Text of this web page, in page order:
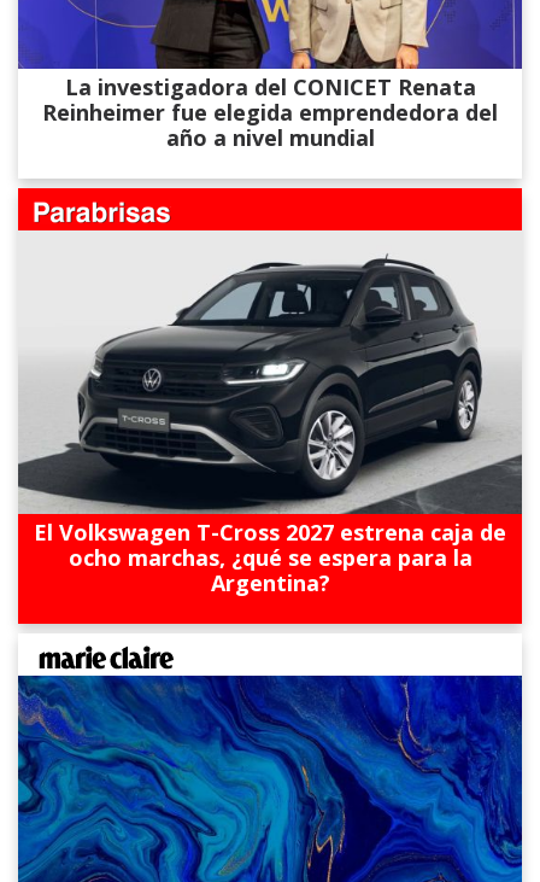
La investigadora del CONICET Renata
Reinheimer fue elegida emprendedora del
año a nivel mundial
El Volkswagen T-Cross 2027 estrena caja de
ocho marchas, ¿qué se espera para la
Argentina?